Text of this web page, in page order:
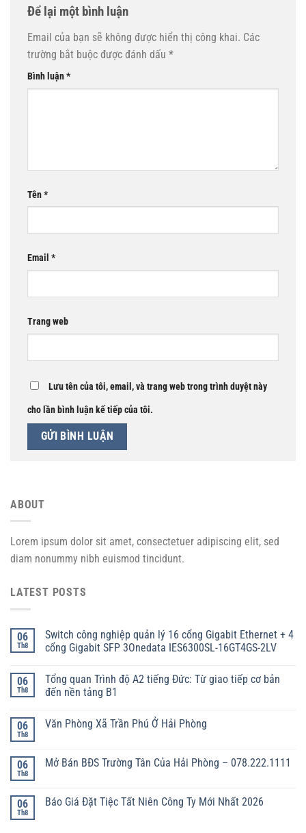
Để lại một bình luận
Email của bạn sẽ không được hiển thị công khai. Các
trường bắt buộc được đánh dấu *
Bình luận*
Tên*
Email *
Trang web
Lưu tên của tôi, email, và trang web trong trình duyệt này
cho lần bình luận kế tiếp của tôi.
ABOUT
Lorem ipsum dolor sit amet, consectetuer adipiscing elit, sed
diam nonummy nibh euismod tincidunt.
LATEST POSTS
06
Th8
Switch công nghiệp quản lý 16 cổng Gigabit Ethernet + 4
cổng Gigabit SFP 3Onedata IES6300SL-16GT4GS-2LV
06
Th8
Tổng quan Trình độ A2 tiếng Đức: Từ giao tiếp cơ bản
đến nền tảng B1
06
Th8
Văn Phòng Xã Trần Phú Ở Hải Phòng
06
Th8
Mở Bán BĐS Trường Tân Của Hải Phòng – 078.222.1111
06
Th8
Báo Giá Đặt Tiệc Tất Niên Công Ty Mới Nhất 2026